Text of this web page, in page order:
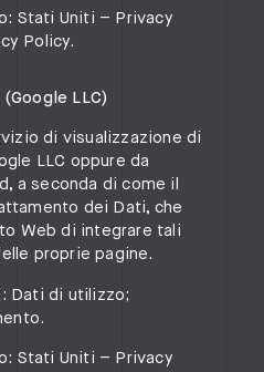
Stati Uniti – Privacy
Policy.
LLC)
di visualizzazione di
LLC oppure da
a seconda di come il
dei Dati, che
Web di integrare tali
proprie pagine.
Dati di utilizzo;
Stati Uniti – Privacy